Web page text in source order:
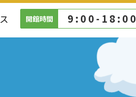
開館時間 9:00-18:00